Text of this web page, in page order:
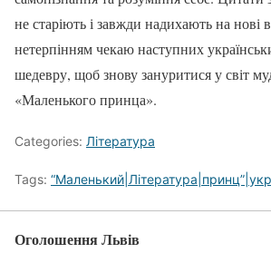
не старіють і завжди надихають на нові
нетерпінням чекаю наступних
шедевру, щоб знову зануритися у світ
«Маленького принца».
Categories: Література
Tags:
Оголошення Львів